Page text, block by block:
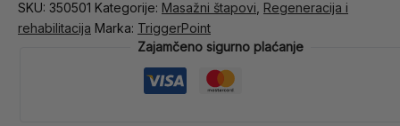
SKU: 350501 Kategorije: Masažni štapovi, Regeneracija i
rehabilitacija Marka: TriggerPoint
Zajamčeno sigurno plaćanje